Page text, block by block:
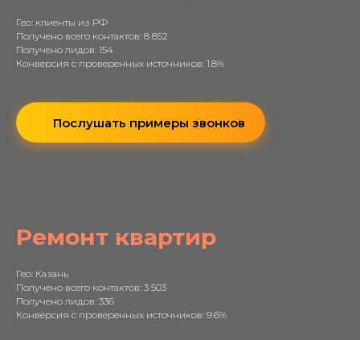
Гео: клиенты из РФ
Получено всего контактов: 8 852
Получено лидов: 154
Конверсия с проверенных источников: 1.8%
Послушать примеры звонков
Ремонт квартир
Гео: Казань
Получено всего контактов: 3 503
Получено лидов: 336
Конверсия с проверенных источников: 9.6%